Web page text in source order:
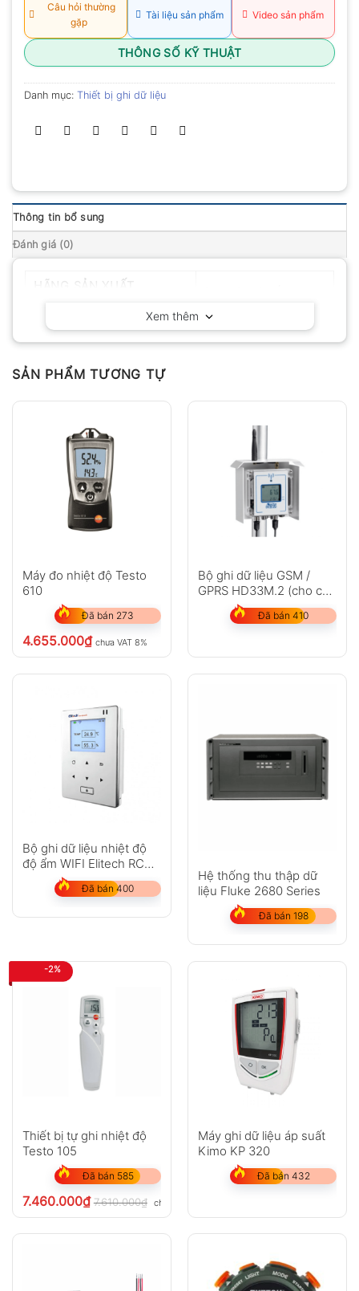
Câu hỏi thường
gặp
Tài liệu sản phẩm Video sản phẩm
THÔNG SỐ KỸ THUẬT
Danh mục: Thiết bị ghi dữ liệu
Thông tin bổ sung
Đánh giá (0)
Xem thêm
SẢN PHẨM TƯƠNG TỰ
Máy đo nhiệt độ Testo
610
Đã bán 273
4.655.000₫ chưa VAT 8%
Bộ ghi dữ liệu GSM /
GPRS HD33M.2 (cho các
trạm thời tiết)
Đã bán 410
Bộ ghi dữ liệu nhiệt độ
độ ẩm WIFI Elitech RCW-
Đã bán 400
Hệ thống thu thập dữ
liệu Fluke 2680 Series
Đã bán 198
-2%
Thiết bị tự ghi nhiệt độ
Testo 105
Đã bán 585
7.460.000₫ 7.610.000₫ chưa VAT 8%
Máy ghi dữ liệu áp suất
Kimo KP 320
Đã bán 432